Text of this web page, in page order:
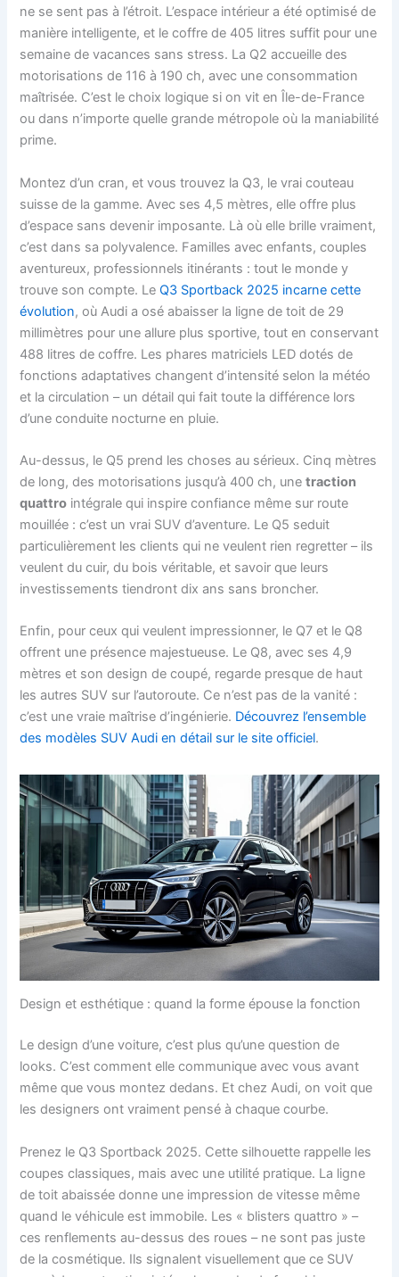
ne se sent pas à l’étroit. L’espace intérieur a été optimisé de
manière intelligente, et le coffre de 405 litres suffit pour une
semaine de vacances sans stress. La Q2 accueille des
motorisations de 116 à 190 ch, avec une consommation
maîtrisée. C’est le choix logique si on vit en Île-de-France
ou dans n’importe quelle grande métropole où la maniabilité
prime.
Montez d’un cran, et vous trouvez la Q3, le vrai couteau
suisse de la gamme. Avec ses 4,5 mètres, elle offre plus
d’espace sans devenir imposante. Là où elle brille vraiment,
c’est dans sa polyvalence. Familles avec enfants, couples
aventureux, professionnels itinérants : tout le monde y
trouve son compte. LeQ3 Sportback 2025 incarne cette
évolution, où Audi a osé abaisser la ligne de toit de 29
millimètres pour une allure plus sportive, tout en conservant
488 litres de coffre. Les phares matriciels LED dotés de
fonctions adaptatives changent d’intensité selon la météo
et la circulation – un détail qui fait toute la différence lors
d’une conduite nocturne en pluie.
Au-dessus, le Q5 prend les choses au sérieux. Cinq mètres
de long, des motorisations jusqu’à 400 ch, unetraction
quattro intégrale qui inspire confiance même sur route
mouillée : c’est un vrai SUV d’aventure. Le Q5 seduit
particulièrement les clients qui ne veulent rien regretter – ils
veulent du cuir, du bois véritable, et savoir que leurs
investissements tiendront dix ans sans broncher.
Enfin, pour ceux qui veulent impressionner, le Q7 et le Q8
offrent une présence majestueuse. Le Q8, avec ses 4,9
mètres et son design de coupé, regarde presque de haut
les autres SUV sur l’autoroute. Ce n’est pas de la vanité :
c’est une vraie maîtrise d’ingénierie. Découvrez l’ensemble
des modèles SUV Audi en détail sur le site officiel.
Design et esthétique : quand la forme épouse la fonction
Le design d’une voiture, c’est plus qu’une question de
looks. C’est comment elle communique avec vous avant
même que vous montez dedans. Et chez Audi, on voit que
les designers ont vraiment pensé à chaque courbe.
Prenez le Q3 Sportback 2025. Cette silhouette rappelle les
coupes classiques, mais avec une utilité pratique. La ligne
de toit abaissée donne une impression de vitesse même
quand le véhicule est immobile. Les « blisters quattro » –
ces renflements au-dessus des roues – ne sont pas juste
de la cosmétique. Ils signalent visuellement que ce SUV